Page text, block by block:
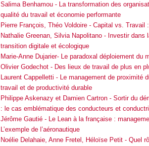
Salima Benhamou - La transformation des
qualité du travail et économie performante
Pierre François, Théo Voldoire - Capital vs. Travail
Nathalie Greenan, Silvia Napolitano - Investir dans
transition digitale et écologique
Marie-Anne Dujarier- Le paradoxal déploiement du
Olivier Godechot - Des lieux de travail de plus en
Laurent Cappelletti - Le management de
travail et de productivité durable
Philippe Askenazy et Damien Cartron - Sortir du
: le cas emblématique des conducteurs et
Jérôme Gautié - Le Lean à la française :
L’exemple de l’aéronautique
Noélie Delahaie, Anne Fretel, Héloïse Petit - Quel